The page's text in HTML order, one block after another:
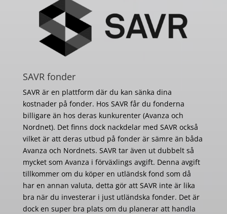
SAVR fonder
SAVR är en plattform där du kan sänka dina
kostnader på fonder. Hos SAVR får du fonderna
billigare än hos deras kunkurenter (Avanza och
Nordnet). Det finns dock nackdelar med SAVR också
vilket är att deras utbud på fonder är sämre än båda
Avanza och Nordnets. SAVR tar även ut dubbelt så
mycket som Avanza i förväxlings avgift. Denna avgift
tillkommer om du köper en utländsk fond som då
har en annan valuta, detta gör att SAVR inte är lika
bra när du investerar i just utländska fonder. Det är
dock en super bra plats om du planerar att handla